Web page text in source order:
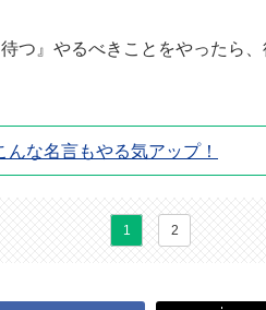
つ』やるべきことをやったら
んな名言もやる気アップ！
1 2